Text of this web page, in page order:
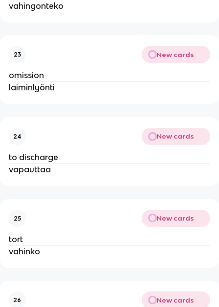
vahingonteko
23 New cards
omission
laiminlyönti
24 New cards
to discharge
vapauttaa
25 New cards
tort
vahinko
26 New cards